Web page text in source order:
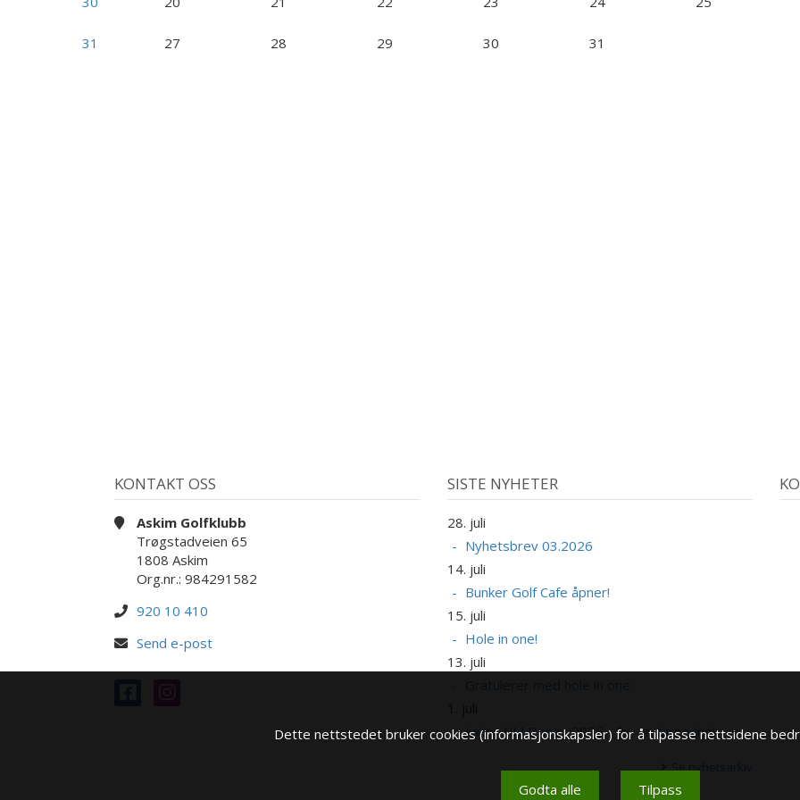
31 27 28 29 30 31
KONTAKT OSS
Askim Golfklubb
Trøgstadveien 65
1808 Askim
Org.nr.: 984291582
920 10 410
Send e-post
SISTE NYHETER
28. juli
Nyhetsbrev 03.2026
14. juli
Bunker Golf Cafe åpner!
15. juli
Hole in one!
13. juli
Junior NM Onsøy 2026 - for en turnering!
Se nyhetsarkiv
Dette nettstedet bruker cookies (informasjonskapsler) for å tilpasse nettsidene
Godta alle Tilpass